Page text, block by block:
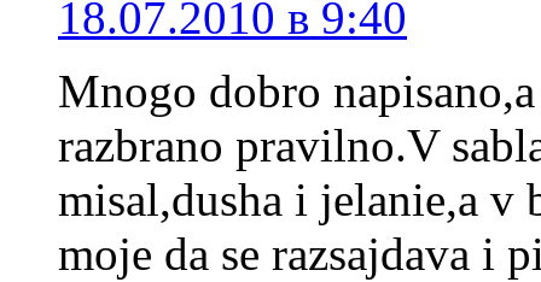
18.07.2010 в 9:40
Mnogo dobro
razbrano pravilno.V
misal,dusha i jelanie,a v
moje da se razsajdava i